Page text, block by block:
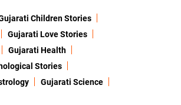
Children Stories
Gujarati Love Stories
Gujarati Health
Stories
Gujarati Science